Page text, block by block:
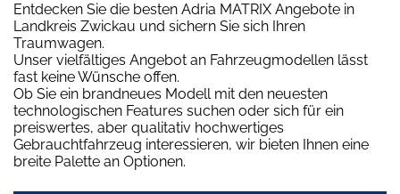
Entdecken Sie die besten Adria MATRIX Angebote in
Landkreis Zwickau und sichern Sie sich Ihren
Traumwagen.
Unser vielfältiges Angebot an Fahrzeugmodellen lässt
fast keine Wünsche offen.
Ob Sie ein brandneues Modell mit den neuesten
technologischen Features suchen oder sich für ein
preiswertes, aber qualitativ hochwertiges
Gebrauchtfahrzeug interessieren, wir bieten Ihnen eine
breite Palette an Optionen.